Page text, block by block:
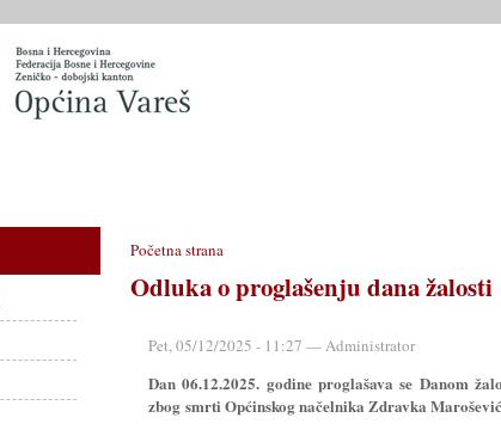
Početna strana
Odluka o proglašenju dana žalosti
Pet, 05/12/2025 - 11:27 — Administrator
Dan 06.12.2025. godine proglašava se Danom
zbog smrti Općinskog načelnika Zdravka